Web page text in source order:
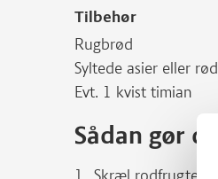
Tilbehør
Rugbrød
Syltede asier eller
Evt. 1 kvist timian
Sådan gør du